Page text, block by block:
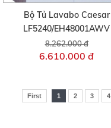
Bộ Tủ Lavabo Caesar
LF5240/EH48001AWV
8.262.000 đ
6.610.000 đ
First 1 2 3 4